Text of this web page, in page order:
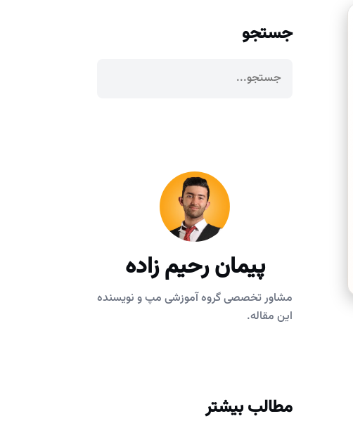
جستجو
پیمان رحیم زاده
مشاور تخصصی گروه آموزشی مپ و نویسنده
این مقاله.
مطالب بیشتر